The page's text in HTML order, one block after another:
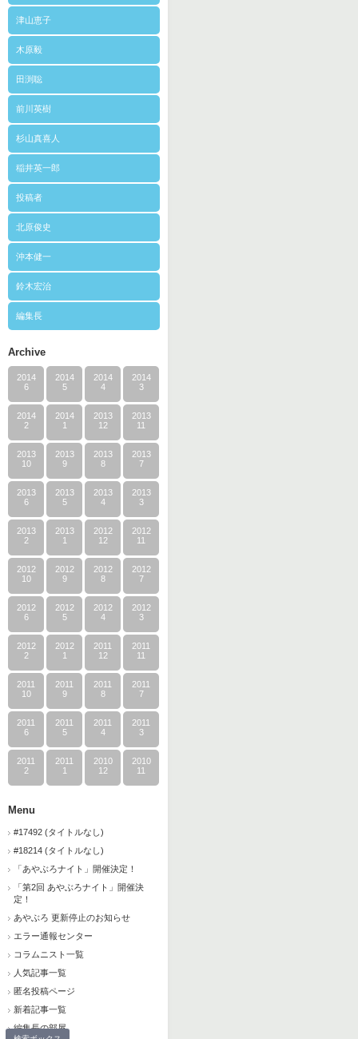
津山恵子
木原毅
田渕聡
前川英樹
杉山真喜人
稲井英一郎
投稿者
北原俊史
沖本健一
鈴木宏治
編集長
Archive
2014
6
2014
5
2014
4
2014
3
2014
2
2014
1
2013
12
2013
11
2013
10
2013
9
2013
8
2013
7
2013
6
2013
5
2013
4
2013
3
2013
2
2013
1
2012
12
2012
11
2012
10
2012
9
2012
8
2012
7
2012
6
2012
5
2012
4
2012
3
2012
2
2012
1
2011
12
2011
11
2011
10
2011
9
2011
8
2011
7
2011
6
2011
5
2011
4
2011
3
2011
2
2011
1
2010
12
2010
11
Menu
#17492 (タイトルなし)
#18214 (タイトルなし)
「あやぶろナイト」開催決定！
「第2回 あやぶろナイト」開催決
定！
あやぶろ 更新停止のお知らせ
エラー通報センター
コラムニスト一覧
人気記事一覧
匿名投稿ページ
新着記事一覧
編集長の部屋